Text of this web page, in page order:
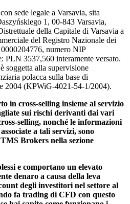
sede legale a Varsavia, sita
1, 00-843 Varsavia,
della Capitale di Varsavia a
del Registro Nazionale dei
numero NIP
PLN 3537,560 interamente versato.
alla supervisione
polacca sulla base di
2004 (KPWiG-4021-54-1/2004).
in cross-selling insieme al servizio
sui rischi derivanti dai vari
selling, nonché le informazioni
a tali servizi, sono
Brokers nella sezione
e comportano un elevato
denaro a causa della leva
degli investitori nel settore al
fa trading di CFD con questo